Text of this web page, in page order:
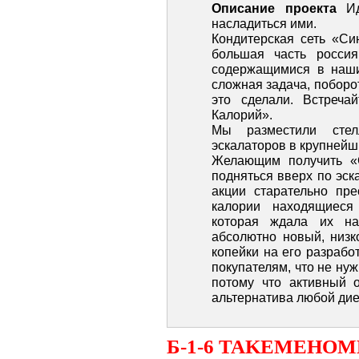
Описание проекта
насладиться ими.
Кондитерская сеть
большая часть
содержащимися в
сложная задача,
это сделали.
Калорий».
Мы разместили
эскалаторов в
Желающим получить
подняться вверх по
акции старательно
калории
которая ждала их
абсолютно новый,
копейки на его
покупателям, что не
потому что активный
альтернатива любой
Б-1-6